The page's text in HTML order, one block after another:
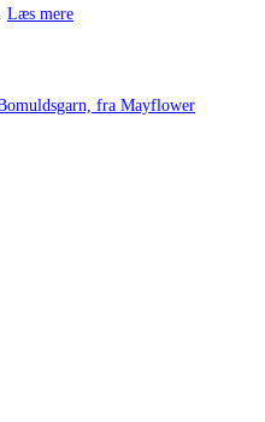
Læs mere